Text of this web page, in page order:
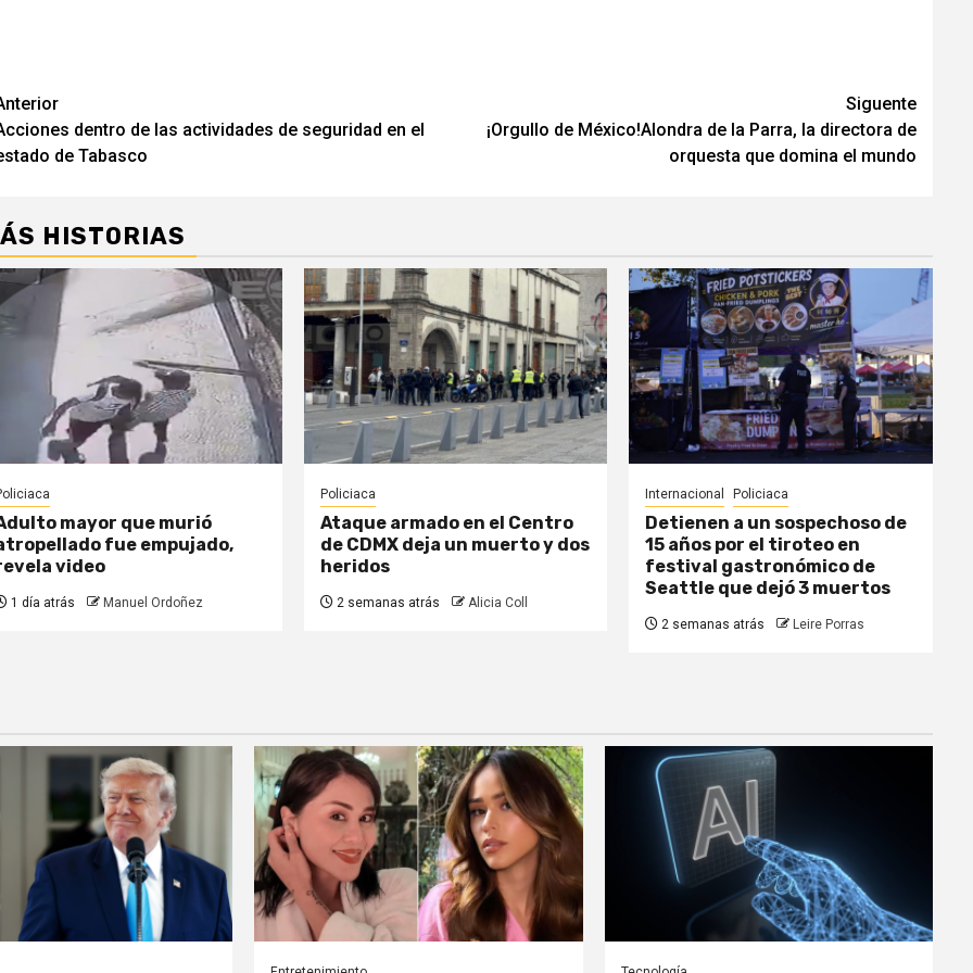
dentro de las actividades de seguridad en el
de Tabasco
Siguente
¡Orgullo de México!Alondra de la Parra, la directora de
orquesta que domina el mundo
HISTORIAS
mayor que murió
fue empujado,
video
1 día atrás Manuel Ordoñez
Policiaca
Ataque armado en el Centro
de CDMX deja un muerto y dos
heridos
2 semanas atrás Alicia Coll
Internacional Policiaca
Detienen a un sospechoso de
15 años por el tiroteo en
festival gastronómico de
Seattle que dejó 3 muertos
2 semanas atrás Leire Porras